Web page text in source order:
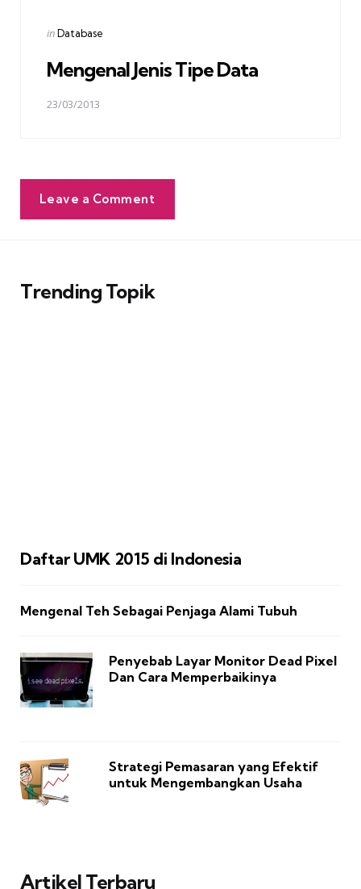
Posted
inDatabase
Mengenal Jenis Tipe Data
23/03/2013
Leave a Comment
Trending Topik
Daftar UMK 2015 di Indonesia
Mengenal Teh Sebagai Penjaga Alami Tubuh
Penyebab Layar Monitor Dead Pixel
Dan Cara Memperbaikinya
Strategi Pemasaran yang Efektif
untuk Mengembangkan Usaha
Artikel Terbaru